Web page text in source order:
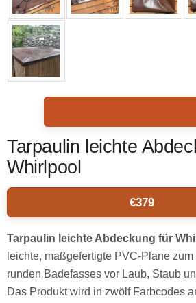
Tarpaulin leichte
Whirlpool
€379
Tarpaulin leichte Abdeckung für
leichte, maßgefertigte PVC-Plane
runden Badefasses vor Laub, Staub
Das Produkt wird in zwölf Farbcodes